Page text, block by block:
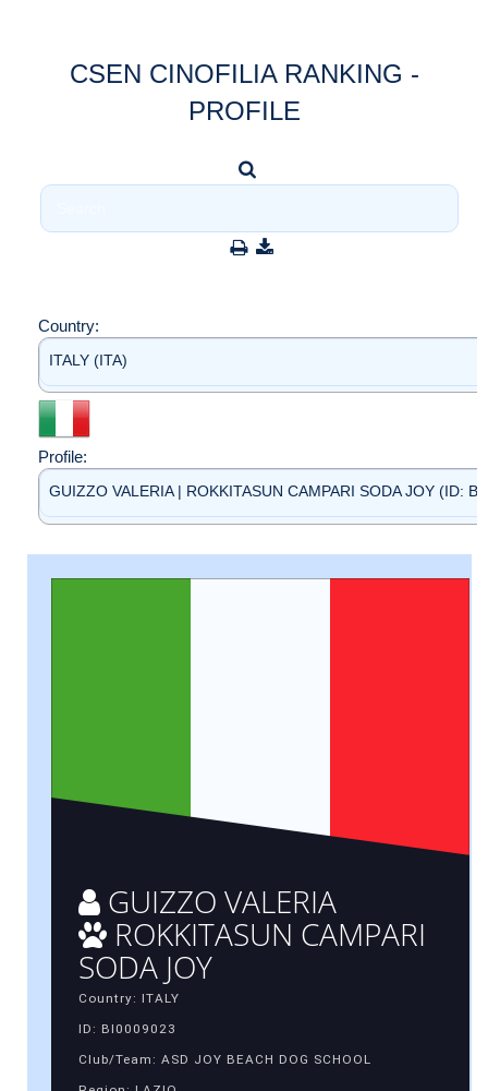
CSEN CINOFILIA RANKING -
PROFILE
Country:
ITALY (ITA)
Profile:
GUIZZO VALERIA | ROKKITASUN CAMPARI SODA JOY (ID:
GUIZZO VALERIA
ROKKITASUN CAMPARI
SODA JOY
Country: ITALY
ID: BI0009023
Club/Team: ASD JOY BEACH DOG SCHOOL